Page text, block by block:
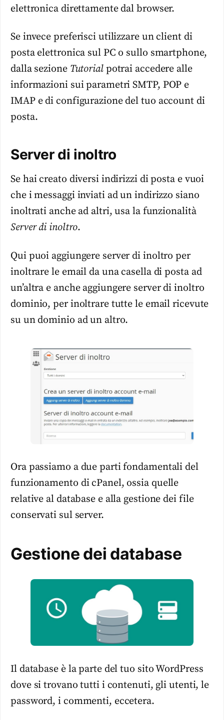
elettronica direttamente dal browser.
Se invece preferisci utilizzare un client di
posta elettronica sul PC o sullo smartphone,
dalla sezione Tutorialpotrai accedere alle
informazioni sui parametri SMTP, POP e
IMAP e di configurazione del tuo account di
posta.
Server di inoltro
Se hai creato diversi indirizzi di posta e vuoi
che i messaggi inviati ad un indirizzo siano
inoltrati anche ad altri, usa la funzionalità
Server di inoltro.
Qui puoi aggiungere server di inoltro per
inoltrare le email da una casella di posta ad
un’altra e anche aggiungere server di inoltro
dominio, per inoltrare tutte le email ricevute
su un dominio ad un altro.
Ora passiamo a due parti fondamentali del
funzionamento di cPanel, ossia quelle
relative al database e alla gestione dei file
conservati sul server.
Gestione dei database
Il database è la parte del tuo sito WordPress
dove si trovano tutti i contenuti, gli utenti, le
password, i commenti, eccetera.